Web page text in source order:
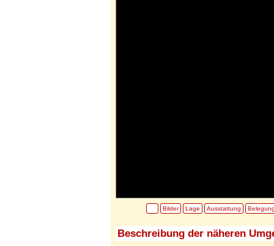
Bilder Lage Ausstattung
Beschreibung der näheren